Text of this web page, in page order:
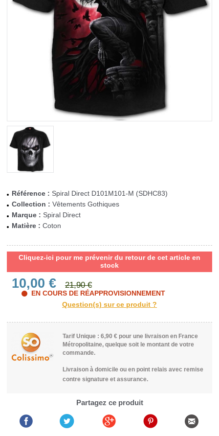
Référence : Spiral Direct D101M101-M (SDHC83)
Collection : Vêtements Gothiques
Marque : Spiral Direct
Matière : Coton
Cliquez-ici pour me prévenir du retour de cet article en
stock
10,00 € 21,90 €
EN COURS DE RÉAPPROVISIONNEMENT
Tarif Unique : 6,90 € pour une livraison en France
Métropolitaine, quelque soit le montant de votre
commande.
Livraison à domicile ou en point relais avec remise
contre signature et assurance.
Partagez ce produit